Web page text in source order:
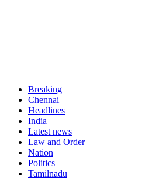
Breaking
Chennai
Headlines
India
Latest news
Law and Order
Nation
Politics
Tamilnadu